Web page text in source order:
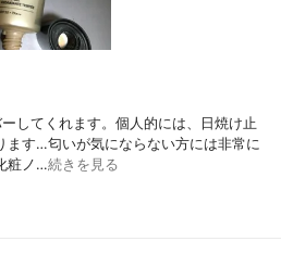
してくれます。個人的には、日焼け止
ます…匂いが気にならない方には非常に
粧ノ…続きを見る